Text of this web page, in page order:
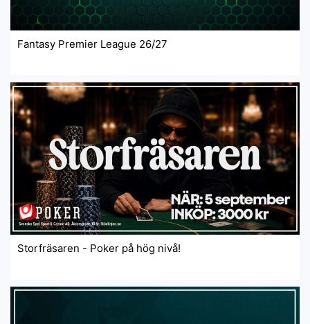
Fantasy Premier League 26/27
Storfräsaren - Poker på hög nivå!